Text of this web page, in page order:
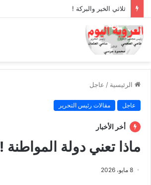
ثلاثي الخير والبركة !
الرئيسية / عاجل
عاجل مقالات رئيس التحرير
أخر الأخبار
ماذا تعني دولة المواطنة !
8 مايو، 2026